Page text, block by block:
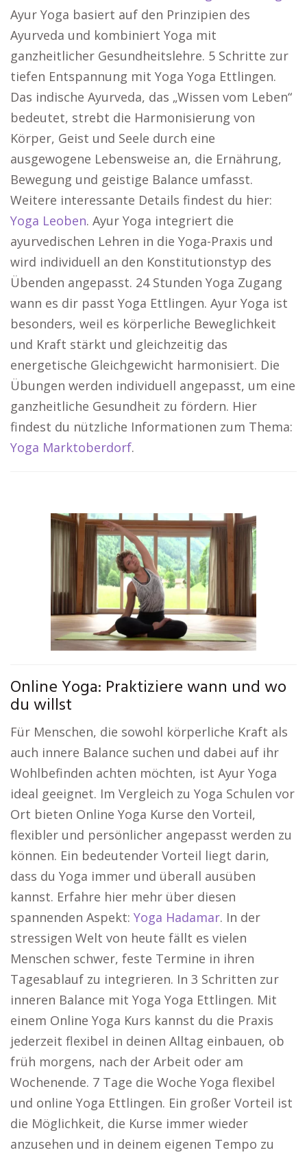
Ayur Yoga basiert auf den Prinzipien des
Ayurveda und kombiniert Yoga mit
ganzheitlicher Gesundheitslehre. 5 Schritte zur
tiefen Entspannung mit Yoga Yoga Ettlingen.
Das indische Ayurveda, das „Wissen vom Leben“
bedeutet, strebt die Harmonisierung von
Körper, Geist und Seele durch eine
ausgewogene Lebensweise an, die Ernährung,
Bewegung und geistige Balance umfasst.
Weitere interessante Details findest du hier:
Yoga Leoben. Ayur Yoga integriert die
ayurvedischen Lehren in die Yoga-Praxis und
wird individuell an den Konstitutionstyp des
Übenden angepasst. 24 Stunden Yoga Zugang
wann es dir passt Yoga Ettlingen. Ayur Yoga ist
besonders, weil es körperliche Beweglichkeit
und Kraft stärkt und gleichzeitig das
energetische Gleichgewicht harmonisiert. Die
Übungen werden individuell angepasst, um eine
ganzheitliche Gesundheit zu fördern. Hier
findest du nützliche Informationen zum Thema:
Yoga Marktoberdorf.
Online Yoga: Praktiziere wann und wo
du willst
Für Menschen, die sowohl körperliche Kraft als
auch innere Balance suchen und dabei auf ihr
Wohlbefinden achten möchten, ist Ayur Yoga
ideal geeignet. Im Vergleich zu Yoga Schulen vor
Ort bieten Online Yoga Kurse den Vorteil,
flexibler und persönlicher angepasst werden zu
können. Ein bedeutender Vorteil liegt darin,
dass du Yoga immer und überall ausüben
kannst. Erfahre hier mehr über diesen
spannenden Aspekt: Yoga Hadamar. In der
stressigen Welt von heute fällt es vielen
Menschen schwer, feste Termine in ihren
Tagesablauf zu integrieren. In 3 Schritten zur
inneren Balance mit Yoga Yoga Ettlingen. Mit
einem Online Yoga Kurs kannst du die Praxis
jederzeit flexibel in deinen Alltag einbauen, ob
früh morgens, nach der Arbeit oder am
Wochenende. 7 Tage die Woche Yoga flexibel
und online Yoga Ettlingen. Ein großer Vorteil ist
die Möglichkeit, die Kurse immer wieder
anzusehen und in deinem eigenen Tempo zu